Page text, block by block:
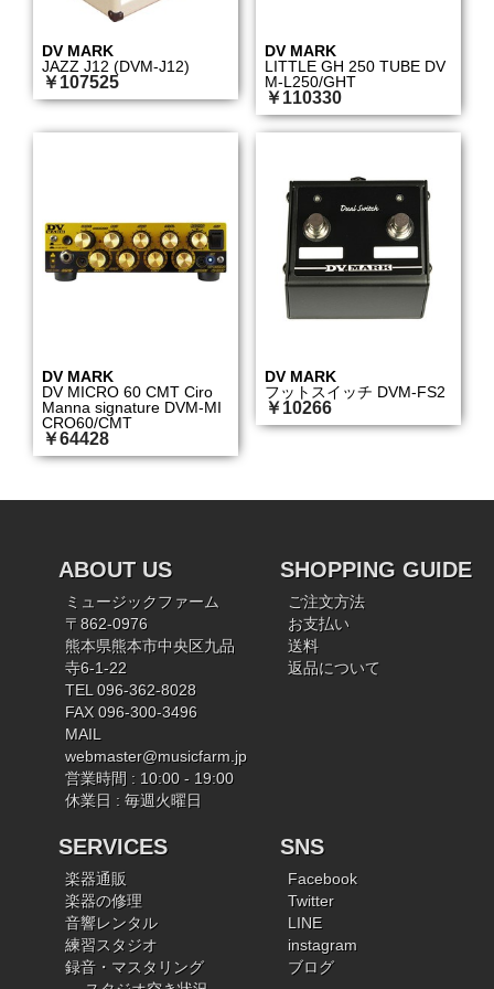
DV MARK
JAZZ J12 (DVM-J12)
￥107525
DV MARK
LITTLE GH 250 TUBE DV
M-L250/GHT
￥110330
DV MARK
DV MICRO 60 CMT Ciro
Manna signature DVM-MI
CRO60/CMT
￥64428
DV MARK
フットスイッチ DVM-FS2
￥10266
ABOUT US
ミュージックファーム
〒862-0976
熊本県熊本市中央区九品
寺6-1-22
TEL 096-362-8028
FAX 096-300-3496
MAIL
webmaster@musicfarm.jp
営業時間 : 10:00 - 19:00
休業日 : 毎週火曜日
SHOPPING GUIDE
ご注文方法
お支払い
送料
返品について
SERVICES
楽器通販
楽器の修理
音響レンタル
練習スタジオ
録音・マスタリング
SNS
Facebook
Twitter
LINE
instagram
ブログ